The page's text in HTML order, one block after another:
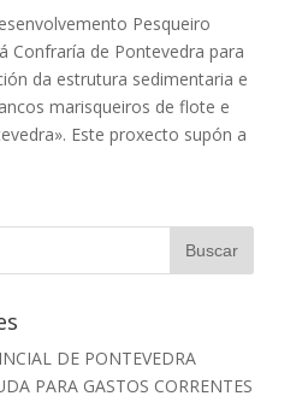
Pesqueiro
Confraría de Pontevedra para
da estrutura sedimentaria e
marisqueiros de flote e
Este proxecto supón a
DE PONTEVEDRA
PARA GASTOS CORRENTES